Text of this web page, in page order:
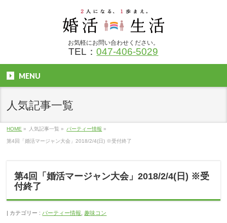
お気軽にお問い合わせください。
TEL：047-406-5029
MENU
人気記事一覧
HOME » 人気記事一覧 » パーティー情報 »
第4回「婚活マージャン大会」2018/2/4(日) ※受付終了
第4回「婚活マージャン大会」2018/2/4(日) ※受
付終了
カテゴリー : パーティー情報 ,趣味コン